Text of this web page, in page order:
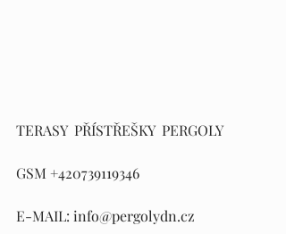
TERASY  PŘÍSTŘEŠKY  PERGOLY
GSM +420739119346
E-MAIL: info@pergolydn.cz